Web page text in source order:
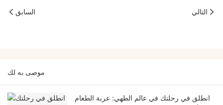
السابق التالي
موصى به لك
انطلق في رحلتك في عالم الطهي: عربة الطعام